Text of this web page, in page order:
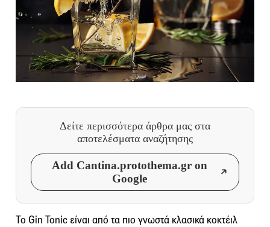
Δείτε περισσότερα άρθρα μας στα
αποτελέσματα αναζήτησης
Add Cantina.protothema.gr on
Google
Το Gin Tonic είναι από τα πιο γνωστά κλασικά κοκτέιλ